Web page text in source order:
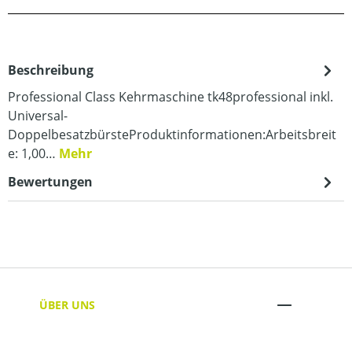
Beschreibung
Professional Class Kehrmaschine tk48professional inkl.
Universal-
DoppelbesatzbürsteProduktinformationen:Arbeitsbreit
e: 1,00… Mehr
Bewertungen
ÜBER UNS